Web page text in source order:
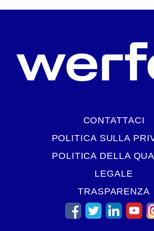
CONTATTACI
POLITICA SULLA
POLITICA DELLA
LEGALE
TRASPARENZA